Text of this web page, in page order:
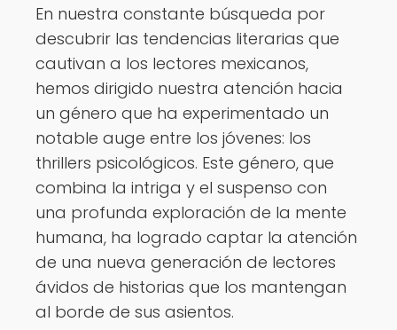
En nuestra constante búsqueda por
descubrir las tendencias literarias que
cautivan a los lectores mexicanos,
hemos dirigido nuestra atención hacia
un género que ha experimentado un
notable auge entre los jóvenes: los
thrillers psicológicos. Este género, que
combina la intriga y el suspenso con
una profunda exploración de la mente
humana, ha logrado captar la atención
de una nueva generación de lectores
ávidos de historias que los mantengan
al borde de sus asientos.